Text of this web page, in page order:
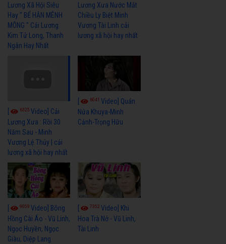
Lương Xã Hội Siêu
Hay " BỂ HẬN MÊNH
MÔNG " Cải Lương
Kim Tử Long, Thanh
Ngân Hay Nhất
Lương Xưa Nước Mắt
Chiều Ly Biệt Minh
Vương Tài Linh cải
lương xã hội hay nhất
6325 Video] Cải
Lương Xưa : Rồi 30
Năm Sau - Minh
Vương Lệ Thủy | cải
lương xã hội hay nhất
6041Video] Quán
Nửa Khuya-Minh
Cảnh-Trọng Hữu
9059 Video] Bông
Hồng Cài Áo - Vũ Linh,
Ngọc Huyền, Ngọc
Giàu, Diệp Lang
7352Video] Khi
Hoa Trà Nở - Vũ Linh,
Tài Linh